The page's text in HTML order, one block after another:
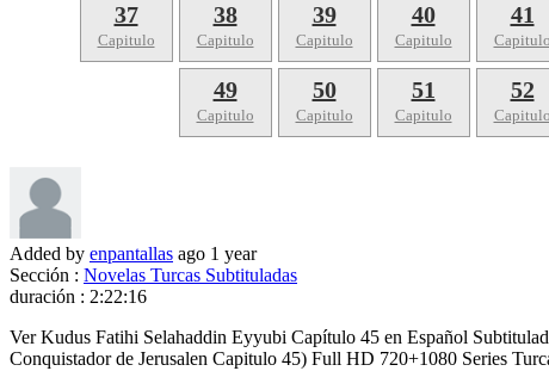
37
Capitulo
38
Capitulo
39
Capitulo
40
Capitulo
41
Capitulo
49
Capitulo
50
Capitulo
51
Capitulo
52
Capitulo
Added by enpantallas ago 1 year
Sección : Novelas Turcas Subtituladas
duración : 2:22:16
Ver Kudus Fatihi Selahaddin Eyyubi Capítulo 45 en Español
Conquistador de Jerusalen Capitulo 45) Full HD 720+1080 Series